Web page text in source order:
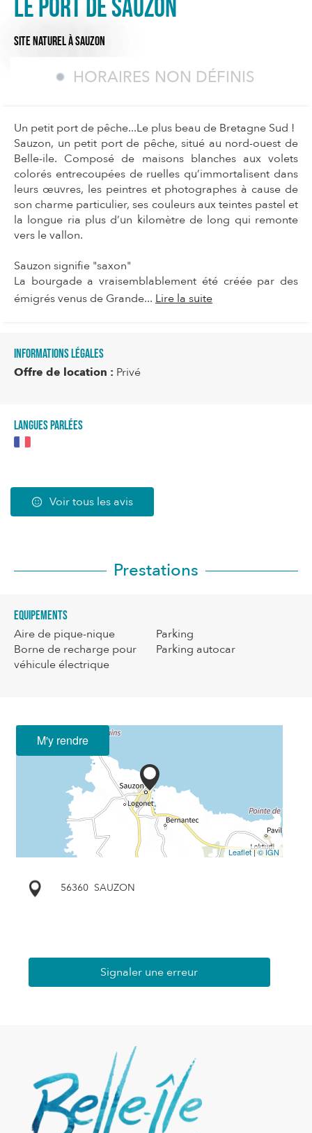
Le Port de Sauzon
SITE NATURELÀ SAUZON
HORAIRES NON DÉFINIS
Un petit port de pêche...Le plus beau de Bretagne Sud !
Sauzon, un petit port de pêche, situé au nord-ouest de
Belle-ile. Composé de maisons blanches aux volets
colorés entrecoupées de ruelles qu’immortalisent dans
leurs œuvres, les peintres et photographes à cause de
son charme particulier, ses couleurs aux teintes pastel et
la longue ria plus d’un kilomètre de long qui remonte
vers le vallon.
Sauzon signifie "saxon"
La bourgade a vraisemblablement été créée par des
émigrés venus de Grande... Lire la suite
Informations légales
Offre de location : Privé
Langues parlées
Voir tous les avis
Prestations
Equipements
Aire de pique-nique
Borne de recharge pour
véhicule électrique
Parking
Parking autocar
M'y rendre
Leaflet|© IGN
56360 SAUZON
Signaler une erreur